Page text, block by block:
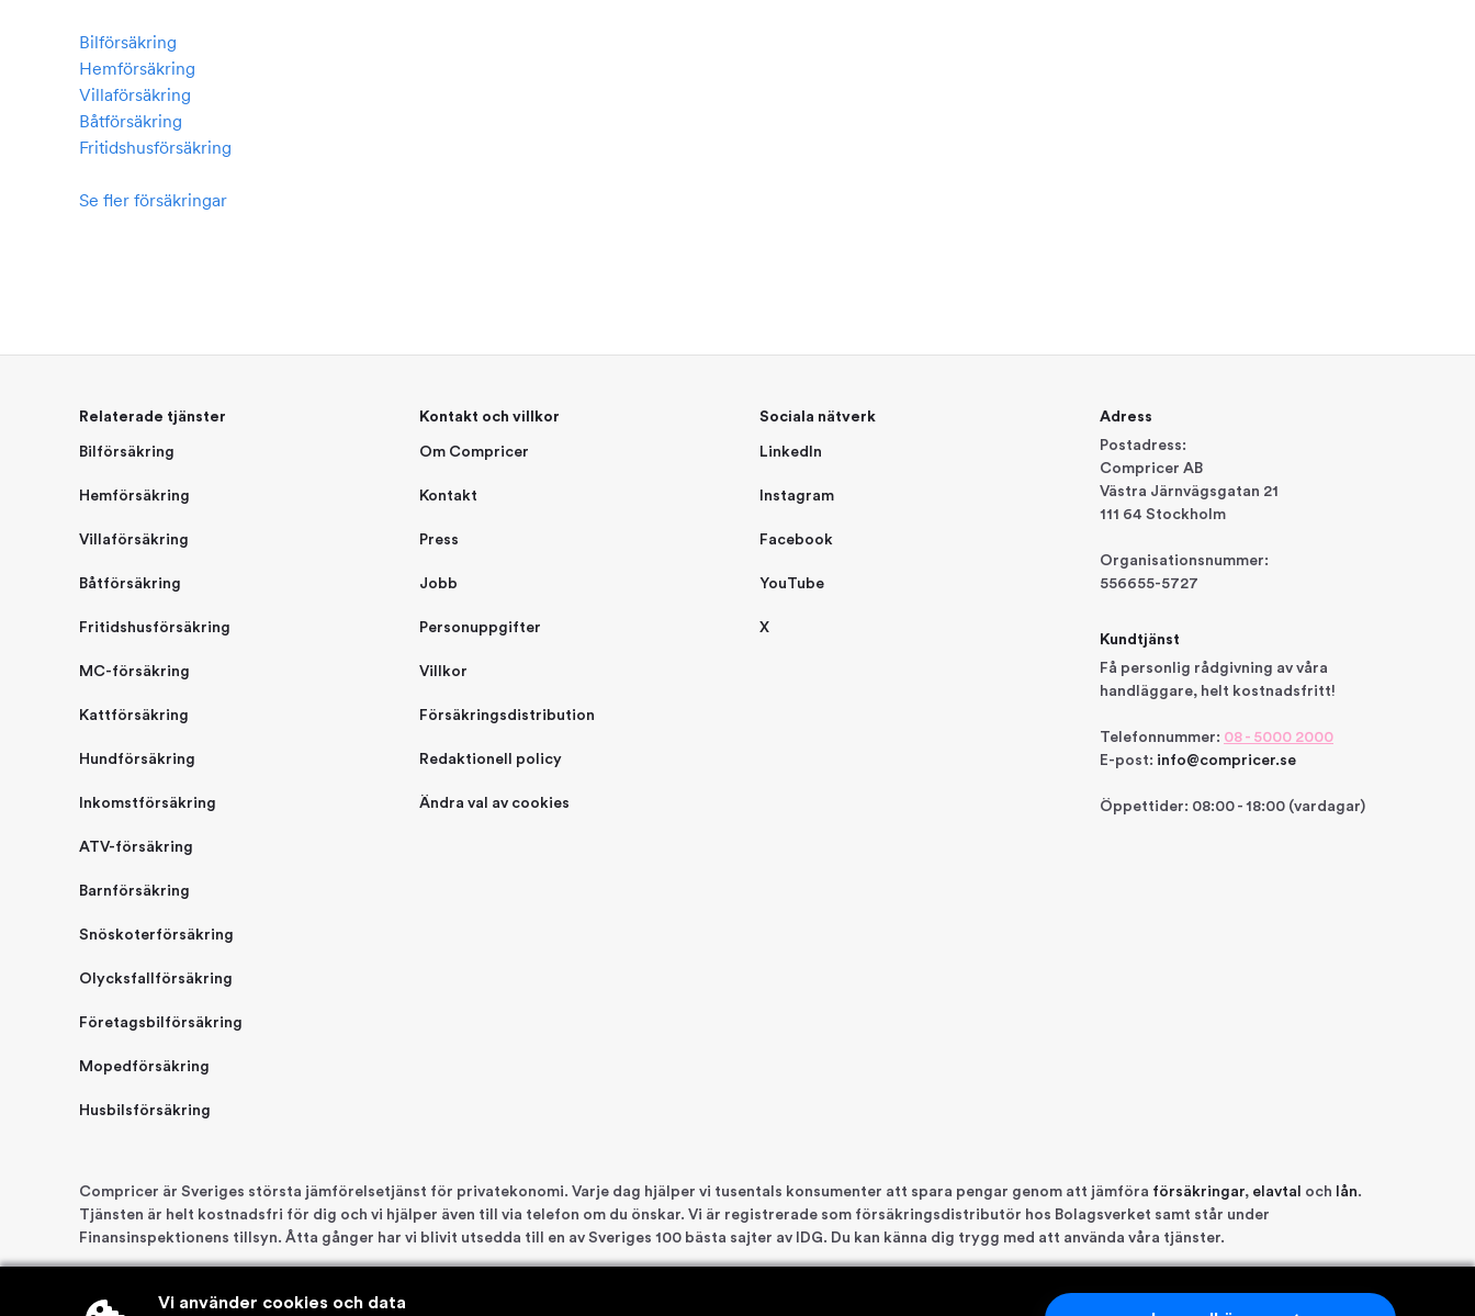
Bilförsäkring
Hemförsäkring
Villaförsäkring
Båtförsäkring
Fritidshusförsäkring
Se fler försäkringar
Relaterade tjänster
Bilförsäkring
Hemförsäkring
Villaförsäkring
Båtförsäkring
Fritidshusförsäkring
MC-försäkring
Kattförsäkring
Hundförsäkring
Inkomstförsäkring
ATV-försäkring
Barnförsäkring
Snöskoterförsäkring
Olycksfallförsäkring
Företagsbilförsäkring
Mopedförsäkring
Husbilsförsäkring
Kontakt och villkor
Om Compricer
Kontakt
Press
Jobb
Personuppgifter
Villkor
Försäkringsdistribution
Redaktionell policy
Ändra val av cookies
Sociala nätverk
LinkedIn
Instagram
Facebook
YouTube
X
Adress
Postadress:
Compricer AB
Västra Järnvägsgatan 21
111 64 Stockholm
Organisationsnummer:
556655-5727
Kundtjänst
Få personlig rådgivning av våra
handläggare, helt kostnadsfritt!
Telefonnummer: 08 - 5000 2000
E-post: info@compricer.se
Öppettider: 08:00 - 18:00 (vardagar)
Compricer är Sveriges största jämförelsetjänst för privatekonomi. Varje dag hjälper vi tusentals konsumenter att spara pengar genom att jämföra försäkringar, elavtal och lån.
Tjänsten är helt kostnadsfri för dig och vi hjälper även till via telefon om du önskar. Vi är registrerade som försäkringsdistributör hos Bolagsverket samt står under
Finansinspektionens tillsyn. Åtta gånger har vi blivit utsedda till en av Sveriges 100 bästa sajter av IDG. Du kan känna dig trygg med att använda våra tjänster.
Vi använder cookies och data